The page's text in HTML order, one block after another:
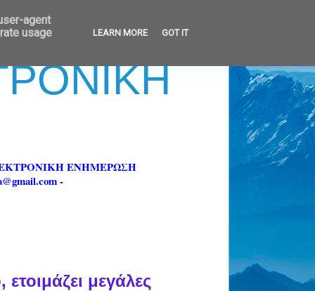
ΕΝΗΜΕΡΩΣΗ
-
μεγάλες
agent
usage
LEARN MORE GOT IT